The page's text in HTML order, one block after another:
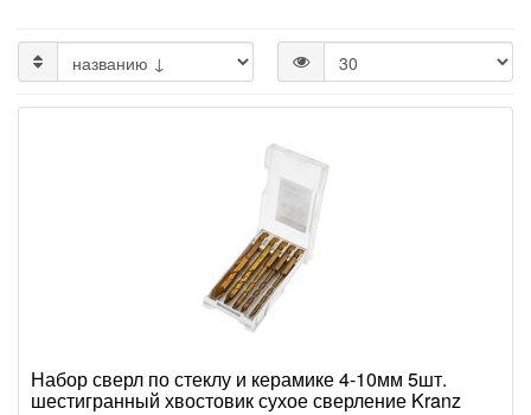
Набор сверл по стеклу и керамике 4-10мм 5шт.
шестигранный хвостовик сухое сверление Kranz